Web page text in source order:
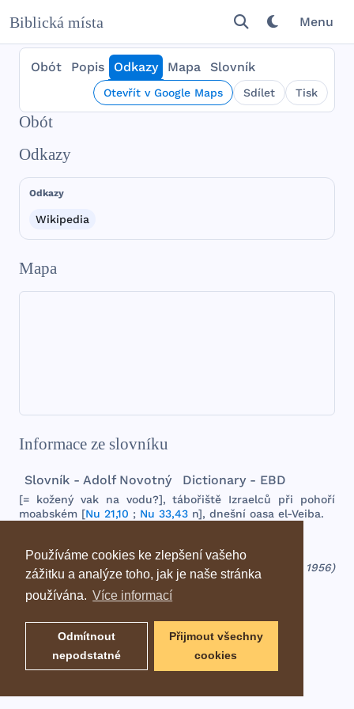
Používáme cookies ke zlepšení vašeho
zážitku a analýze toho, jak je naše stránka
používána. Více informací
Odmítnout
nepodstatné
Přijmout všechny
cookies
Biblická místa Menu
Obót Popis Odkazy Mapa Slovník
Otevřít v Google Maps Sdílet Tisk
Obót
Odkazy
Odkazy
Wikipedia
Mapa
Informace ze slovníku
Slovník - Adolf Novotný Dictionary - EBD
[= kožený vakna vodu?],tábořiště Izraelců při
pohoří
moabském [Nu 21,10 ; Nu 33,43 n], dnešní oasa el-Veiba.
Zdroj: Biblický slovník (Adolf Novotný - 1956)